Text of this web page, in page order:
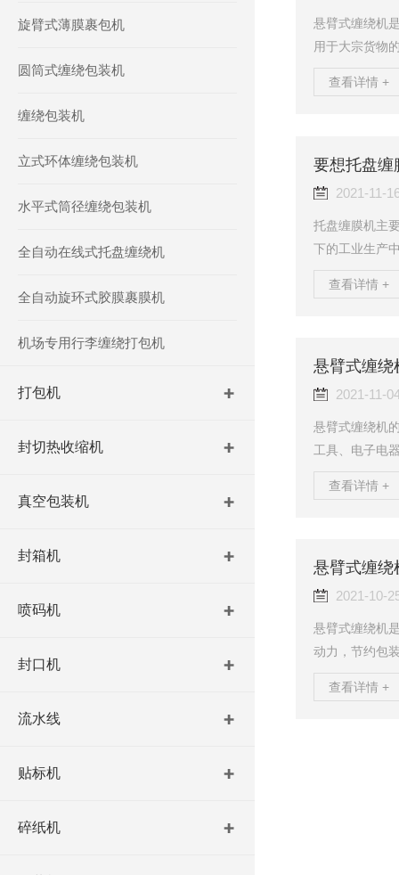
旋臂式薄膜裹包机
圆筒式缠绕包装机
缠绕包装机
立式环体缠绕包装机
水平式筒径缠绕包装机
全自动在线式托盘缠绕机
全自动旋环式胶膜裹膜机
机场专用行李缠绕打包机
打包机
封切热收缩机
真空包装机
封箱机
喷码机
封口机
流水线
贴标机
碎纸机
悬臂式缠绕机
用于大宗货物
行业。下面我
据包装的实际
应用于玻璃制
查看详情 +
要想托盘缠
2021-11-
托盘缠膜机主
下的工业生产
面我们就来细
膜，达高长度
大，拉伸比强
查看详情 +
悬臂式缠绕
2021-11-
悬臂式缠绕机
工具、电子电
大程度减少货
装方式，可随
噪音小。3、
查看详情 +
悬臂式缠绕
2021-10-
悬臂式缠绕机
动力，节约包
业如帘子布、
查看详情 +